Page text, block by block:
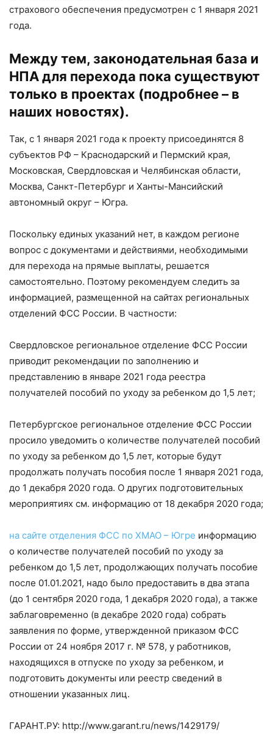
страхового обеспечения предусмотрен с 1 января 2021
года.
Между тем, законодательная база и
НПА для перехода пока существуют
только в проектах (подробнее – в
наших новостях).
Так, с 1 января 2021 года к проекту присоединятся 8
субъектов РФ – Краснодарский и Пермский края,
Московская, Свердловская и Челябинская области,
Москва, Санкт-Петербург и Ханты-Мансийский
автономный округ – Югра.
Поскольку единых указаний нет, в каждом регионе
вопрос с документами и действиями, необходимыми
для перехода на прямые выплаты, решается
самостоятельно. Поэтому рекомендуем следить за
информацией, размещенной на сайтах региональных
отделений ФСС России. В частности:
Свердловское региональное отделение ФСС России
приводит рекомендации по заполнению и
представлению в январе 2021 года реестра
получателей пособий по уходу за ребенком до 1,5 лет;
Петербургское региональное отделение ФСС России
просило уведомить о количестве получателей пособий
по уходу за ребенком до 1,5 лет, которые будут
продолжать получать пособия после 1 января 2021 года,
до 1 декабря 2020 года. О других подготовительных
мероприятиях см. информацию от 18 декабря 2020 года;
на сайте отделения ФСС по ХМАО – Югре информацию
о количестве получателей пособий по уходу за
ребенком до 1,5 лет, продолжающих получать пособие
после 01.01.2021, надо было предоставить в два этапа
(до 1 сентября 2020 года, 1 декабря 2020 года), а также
заблаговременно (в декабре 2020 года) собрать
заявления по форме, утвержденной приказом ФСС
России от 24 ноября 2017 г. № 578, у работников,
находящихся в отпуске по уходу за ребенком, и
подготовить документы или реестр сведений в
отношении указанных лиц.
ГАРАНТ.РУ: http://www.garant.ru/news/1429179/